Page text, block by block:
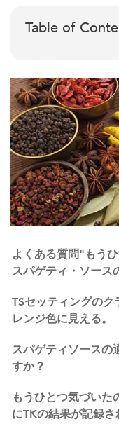
Table of
よくある質問"もう
スパゲティ・ソース
TSセッティングの
レンジ色に見える。
スパゲティソースの
すか？
もうひとつ気づいた
にTKの結果が記録さ